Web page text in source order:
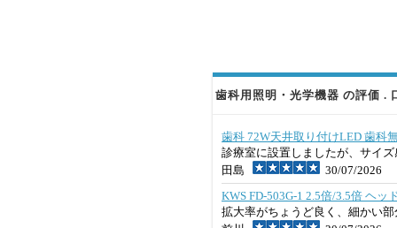
歯科用照明・光学機器 の評価 .
歯科 72W天井取り付けLED 歯科
診療室に設置しましたが、サイ
田島
30/07/2026
KWS FD-503G-1 2.5倍/3.5倍 ヘ
拡大率がちょうど良く、細かい